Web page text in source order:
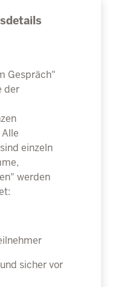
Gespräch"
der
einzeln
werden
sicher vor